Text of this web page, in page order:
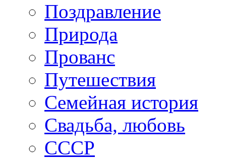
Поздравление
Природа
Прованс
Путешествия
Семейная история
Свадьба, любовь
СССР